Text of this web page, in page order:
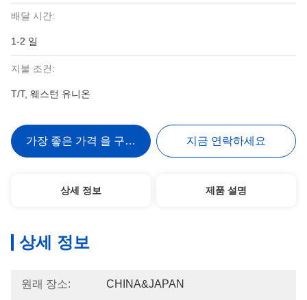
배달 시간:
1-2 일
지불 조건:
T/T, 웨스턴 유니온
가장 좋은 가격 을 구하라 지금 연락하세요
상세 정보 제품 설명
상세 정보
원래 장소: CHINA&JAPAN